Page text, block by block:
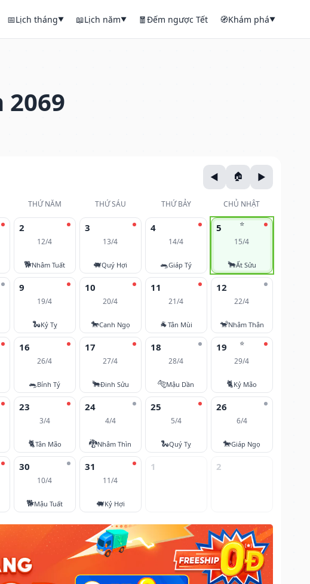
📅Lịch tháng▼ 📖Lịch năm▼ 🧧Đếm ngược Tết 🧭Khám phá▼
2069
THỨ NĂM THỨ SÁU THỨ BẢY CHỦ NHẬT
2
12/4
🐕Nhâm Tuất
3
13/4
🐖Quý Hợi
4
14/4
🐀Giáp Tý
⭐
5
15/4
🐂Ất Sửu
9
19/4
🐍Kỷ Tỵ
10
20/4
🐎Canh Ngọ
11
21/4
🐐Tân Mùi
12
22/4
🐒Nhâm Thân
16
26/4
🐀Bính Tý
17
27/4
🐂Đinh Sửu
18
28/4
🐅Mậu Dần
⭐
19
29/4
🐈Kỷ Mão
23
3/4
🐈Tân Mão
24
4/4
🐉Nhâm Thìn
25
5/4
🐍Quý Tỵ
26
6/4
🐎Giáp Ngọ
30
10/4
🐕Mậu Tuất
31
11/4
🐖Kỷ Hợi
1 2